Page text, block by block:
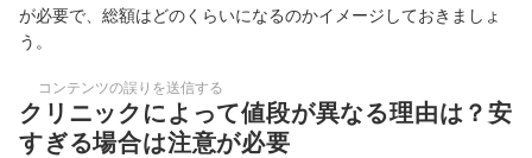
が必要で、総額はどのくらいになるのかイメージしておきましょ
う。
コンテンツの誤りを送信する
クリニックによって値段が異なる理由は？安
すぎる場合は注意が必要